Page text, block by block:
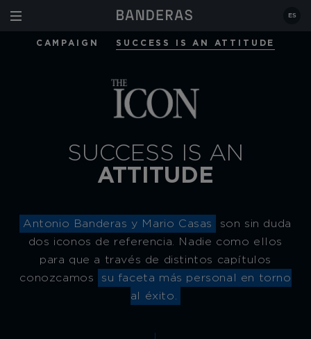
ES
CAMPAIGN SUCCESS IS AN ATTITUDE
SUCCESS IS AN
ATTITUDE
Antonio Banderas y Mario Casas
son sin duda
dos iconos de referencia. Nadie como ellos
para que a través de distintos capítulos
conozcamos
su faceta más personal en torno
al éxito.